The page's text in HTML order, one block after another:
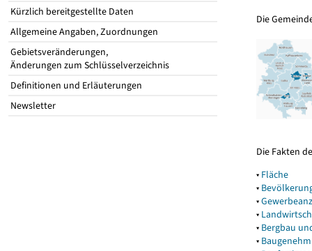
Kürzlich bereitgestellte Daten
Allgemeine Angaben, Zuordnungen
Gebietsveränderungen,
Änderungen zum Schlüsselverzeichnis
Definitionen und Erläuterungen
Newsletter
Die
Die Fakten
▾ Fläche
▾
▾
▾
▾ Bergbau
▾